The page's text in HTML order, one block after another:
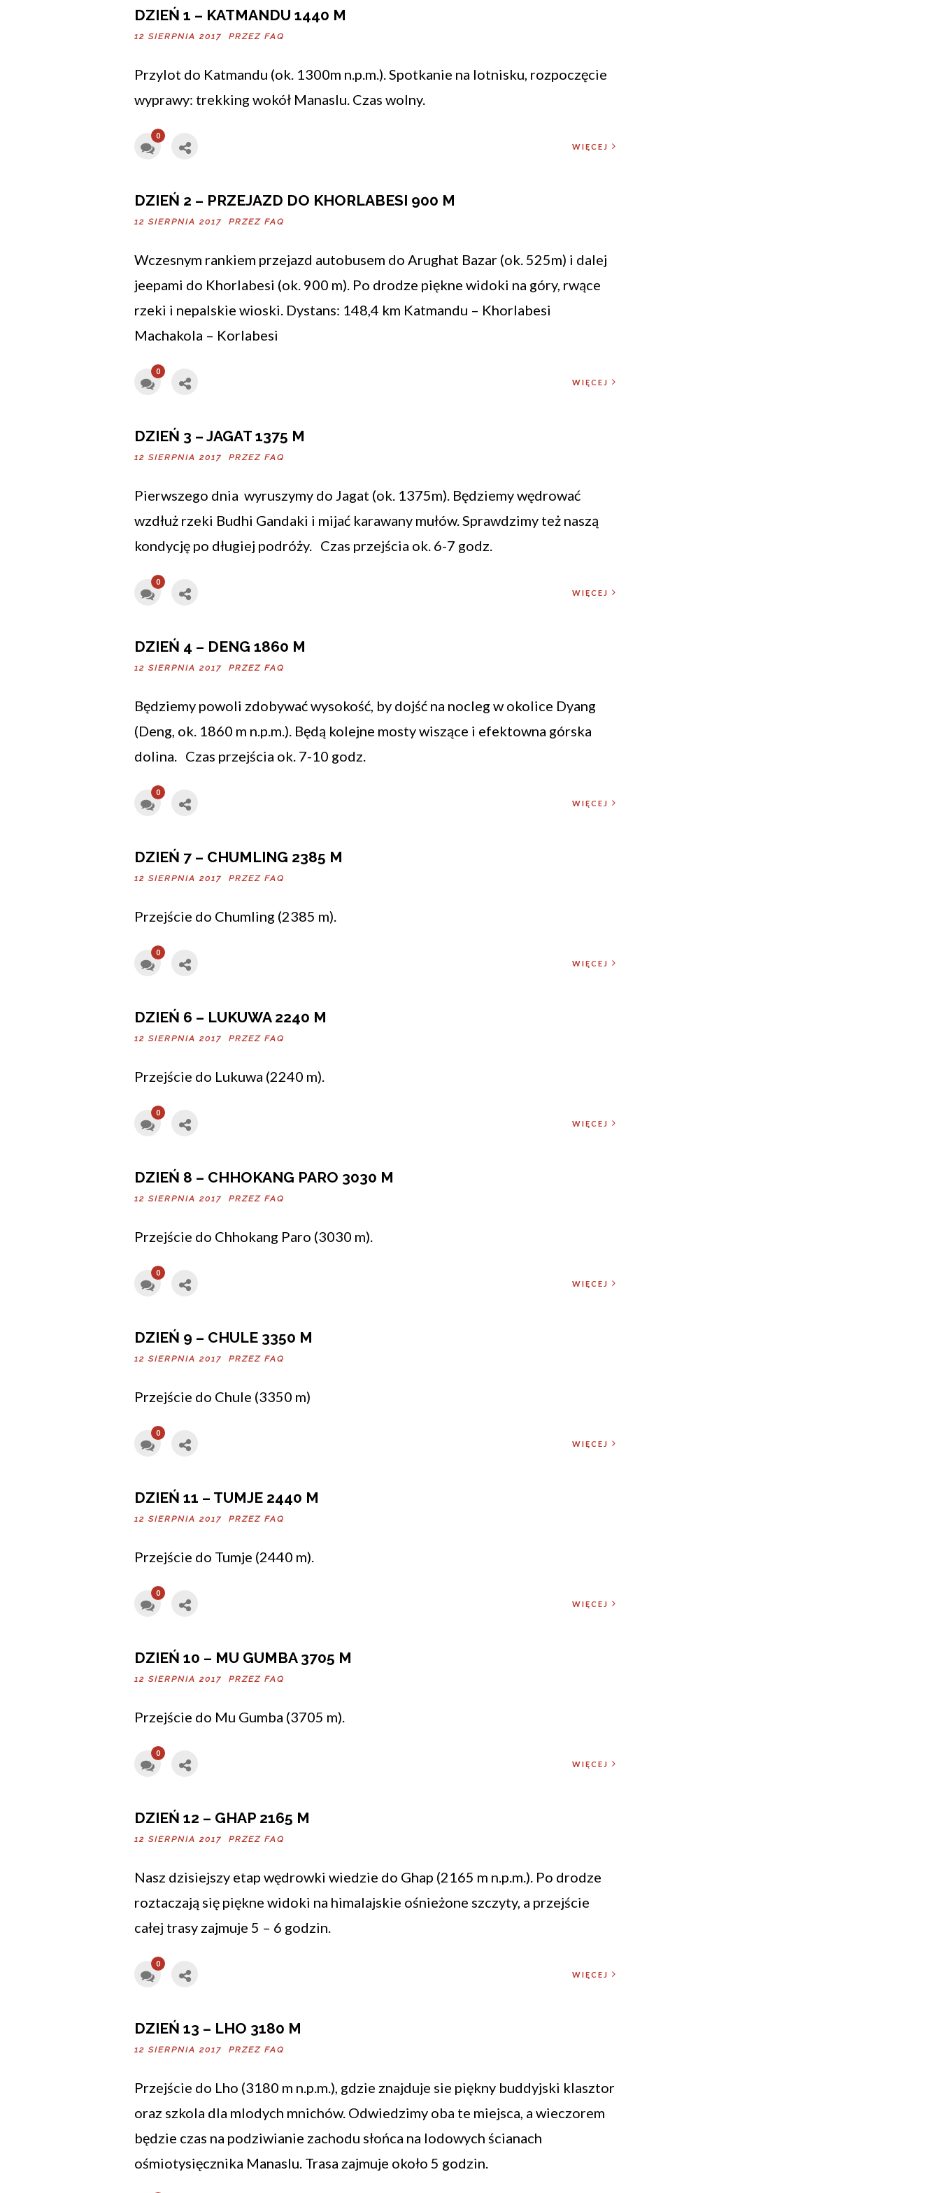
DZIEŃ 1 – KATMANDU 1440 M
12 SIERPNIA 2017 PRZEZ FAQ
Przylot do Katmandu (ok. 1300m n.p.m.). Spotkanie na lotnisku, rozpoczęcie
wyprawy: trekking wokół Manaslu. Czas wolny.
0
WIĘCEJ
DZIEŃ 2 – PRZEJAZD DO KHORLABESI 900 M
12 SIERPNIA 2017 PRZEZ FAQ
Wczesnym rankiem przejazd autobusem do Arughat Bazar (ok. 525m) i dalej
jeepami do Khorlabesi (ok. 900 m). Po drodze piękne widoki na góry, rwące
rzeki i nepalskie wioski. Dystans: 148,4 km Katmandu – Khorlabesi
Machakola – Korlabesi
0
WIĘCEJ
DZIEŃ 3 – JAGAT 1375 M
12 SIERPNIA 2017 PRZEZ FAQ
Pierwszego dnia wyruszymy do Jagat (ok. 1375m). Będziemy wędrować
wzdłuż rzeki Budhi Gandaki i mijać karawany mułów. Sprawdzimy też naszą
kondycję po długiej podróży. Czas przejścia ok. 6-7 godz.
0
WIĘCEJ
DZIEŃ 4 – DENG 1860 M
12 SIERPNIA 2017 PRZEZ FAQ
Będziemy powoli zdobywać wysokość, by dojść na nocleg w okolice Dyang
(Deng, ok. 1860 m n.p.m.). Będą kolejne mosty wiszące i efektowna górska
dolina. Czas przejścia ok. 7-10 godz.
0
WIĘCEJ
DZIEŃ 7 – CHUMLING 2385 M
12 SIERPNIA 2017 PRZEZ FAQ
Przejście do Chumling (2385 m).
0
WIĘCEJ
DZIEŃ 6 – LUKUWA 2240 M
12 SIERPNIA 2017 PRZEZ FAQ
Przejście do Lukuwa (2240 m).
0
WIĘCEJ
DZIEŃ 8 – CHHOKANG PARO 3030 M
12 SIERPNIA 2017 PRZEZ FAQ
Przejście do Chhokang Paro (3030 m).
0
WIĘCEJ
DZIEŃ 9 – CHULE 3350 M
12 SIERPNIA 2017 PRZEZ FAQ
Przejście do Chule (3350 m)
0
WIĘCEJ
DZIEŃ 11 – TUMJE 2440 M
12 SIERPNIA 2017 PRZEZ FAQ
Przejście do Tumje (2440 m).
0
WIĘCEJ
DZIEŃ 10 – MU GUMBA 3705 M
12 SIERPNIA 2017 PRZEZ FAQ
Przejście do Mu Gumba (3705 m).
0
WIĘCEJ
DZIEŃ 12 – GHAP 2165 M
12 SIERPNIA 2017 PRZEZ FAQ
Nasz dzisiejszy etap wędrowki wiedzie do Ghap (2165 m n.p.m.). Po drodze
roztaczają się piękne widoki na himalajskie ośnieżone szczyty, a przejście
całej trasy zajmuje 5 – 6 godzin.
0
WIĘCEJ
DZIEŃ 13 – LHO 3180 M
12 SIERPNIA 2017 PRZEZ FAQ
Przejście do Lho (3180 m n.p.m.), gdzie znajduje sie piękny buddyjski klasztor
oraz szkola dla mlodych mnichów. Odwiedzimy oba te miejsca, a wieczorem
będzie czas na podziwianie zachodu słońca na lodowych ścianach
ośmiotysięcznika Manaslu. Trasa zajmuje około 5 godzin.